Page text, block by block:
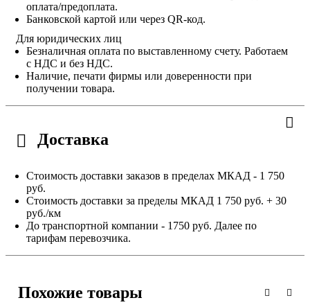
оплата/предоплата.
Банковской картой или через QR-код.
Для юридических лиц
Безналичная оплата по выставленному счету. Работаем
с НДС и без НДС.
Наличие, печати фирмы или доверенности при
получении товара.
Доставка
Стоимость доставки заказов в пределах МКАД - 1 750
руб.
Стоимость доставки за пределы МКАД 1 750 руб. + 30
руб./км
До транспортной компании - 1750 руб. Далее по
тарифам перевозчика.
Похожие товары